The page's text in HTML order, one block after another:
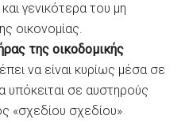
γενικότερα του μη
οικονομίας.
της οικοδομικής
να είναι κυρίως μέσα σε
υπόκειται σε αυστηρούς
«σχεδίου σχεδίου»